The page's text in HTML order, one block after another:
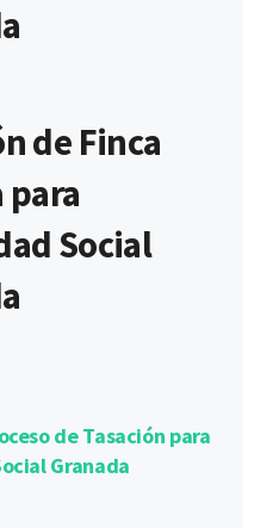
de Finca
para
Social
de Tasación para
Granada